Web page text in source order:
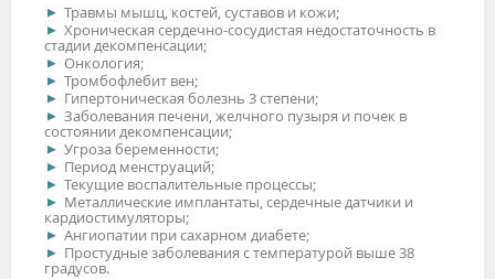
Травмы мышц, костей, суставов и кожи;
Хроническая сердечно-сосудистая недостаточность в
стадии декомпенсации;
Онкология;
Тромбофлебит вен;
Гипертоническая болезнь 3 степени;
Заболевания печени, желчного пузыря и почек в
состоянии декомпенсации;
Угроза беременности;
Период менструаций;
Текущие воспалительные процессы;
Металлические имплантаты, сердечные датчики и
кардиостимуляторы;
Ангиопатии при сахарном диабете;
Простудные заболевания с температурой выше 38
градусов.